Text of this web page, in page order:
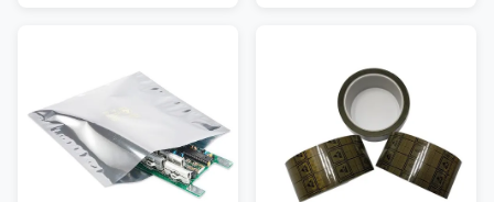
unaffected by washing with
normal cleaners 3, All
containers are returnable,
reusable and recyclable 4,
Double-wall construction for
long term performance 5,
Typical surface resistance:
amendment directives. 3, It is
silicon free, and supplied on a
plastic core 4, It is clear, non-
grid pattern, non ESD logo
symbol 5, Typically used for
sealing in EPA Specifications
Width available 8mm-480mm